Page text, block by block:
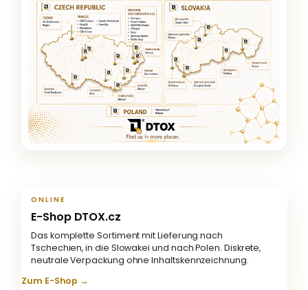
ONLINE
E-Shop DTOX.cz
Das komplette Sortiment mit Lieferung nach
Tschechien, in die Slowakei und nach Polen. Diskrete,
neutrale Verpackung ohne Inhaltskennzeichnung.
Zum E-Shop →